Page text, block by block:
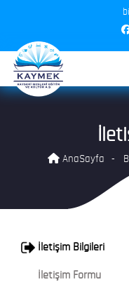
AnaSayfa
İletişim Bilgileri
İletişim Formu